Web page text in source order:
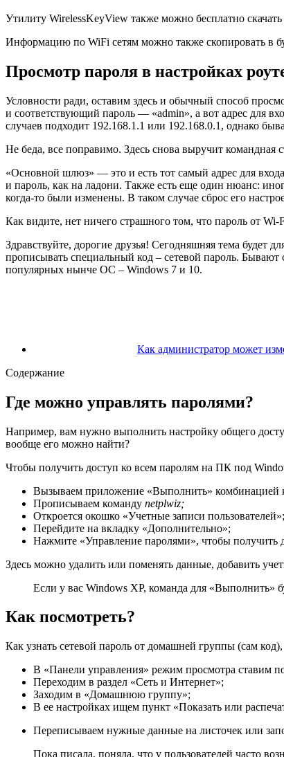
Утилиту WirelessKeyView также можно бесплатно скачать
Информацию по WiFi сетям можно также скопировать в
Просмотр пароля в настройках
Условности ради, оставим здесь и обычный способ
и соответствующий пароль — «admin», а вот адрес для
случаев подходит 192.168.1.1 или 192.168.0.1, однако
Не беда, все поправимо. Здесь снова выручит
«Основной шлюз» — это и есть тот самый адрес для
и пароль, как на ладони. Также есть еще один нюанс:
когда-то были изменены. В таком случае сброс его
Как видите, нет ничего страшного том, что пароль от
Здравствуйте, дорогие друзья! Сегодняшняя тема
прописывать специальный код – сетевой пароль. Бывают
популярных нынче ОС – Windows 7 и 10.
Как администратор может
Содержание
Где можно управлять паролями?
Например, вам нужно выполнить настройку общего
вообще его можно найти?
Чтобы получить доступ ко всем паролям на ПК под
Вызываем приложение «Выполнить» комбинацией
Прописываем команду netplwiz;
Откроется окошко «Учетные записи пользователей»;
Перейдите на вкладку «Дополнительно»;
Нажмите «Управление паролями», чтобы получить
Здесь можно удалить или поменять данные, добавить
Если у вас Windows XP, команда для «Выполнить»
Как посмотреть?
Как узнать сетевой пароль от домашней группы (сам
В «Панели управления» режим просмотра ставим
Переходим в раздел «Сеть и Интернет»;
Заходим в «Домашнюю группу»;
В ее настройках ищем пункт «Показать или
Переписываем нужные данные на листочек или
Пока писала, поняла, что у пользователей часто